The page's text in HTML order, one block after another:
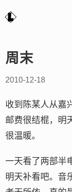
周末
2010-12-18
收到陈某人从嘉
邮费很结棍，明
很温暖。
一天看了两部半
明天补看吧。音